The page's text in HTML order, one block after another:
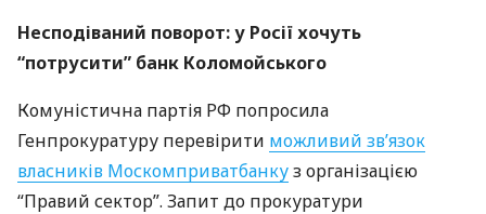
Несподіваний поворот: у Росії хочуть
“потрусити” банк Коломойського
Комуністична партія РФ попросила
Генпрокуратуру перевірити можливий зв’язок
власників Москомприватбанкуз організацією
“Правий сектор”. Запит до прокуратури